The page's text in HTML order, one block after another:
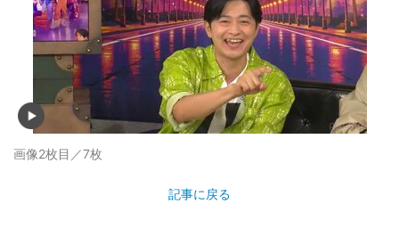
画像2枚目／7枚
記事に戻る